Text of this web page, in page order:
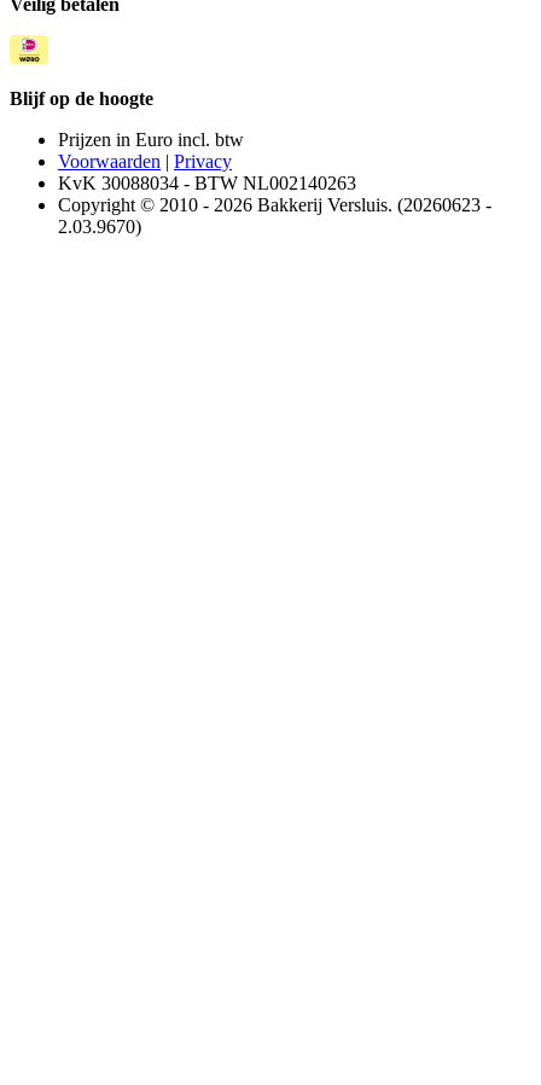
Veilig betalen
Blijf op de hoogte
Prijzen in Euro incl. btw
Voorwaarden | Privacy
KvK 30088034 - BTW NL002140263
Copyright © 2010 - 2026 Bakkerij Versluis. (20260623 -
2.03.9670)